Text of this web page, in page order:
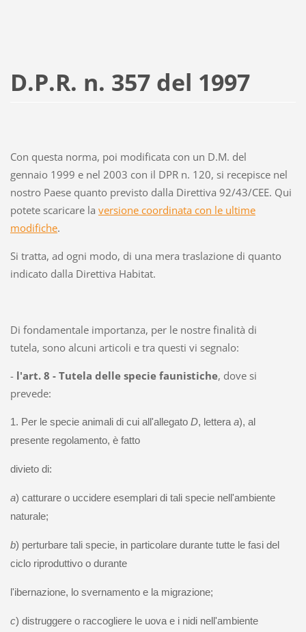
D.P.R. n. 357 del 1997
Con questa norma, poi modificata con un D.M. del
gennaio 1999 e nel 2003 con il DPR n. 120, si recepisce nel
nostro Paese quanto previsto dalla Direttiva 92/43/CEE. Qui
potete scaricare la versione coordinata con le ultime
modifiche.
Si tratta, ad ogni modo, di una mera traslazione di quanto
indicato dalla Direttiva Habitat.
Di fondamentale importanza, per le nostre finalità di
tutela, sono alcuni articoli e tra questi vi segnalo:
- l'art. 8 - Tutela delle specie faunistiche, dove si
prevede:
1. Per le specie animali di cui all'allegato D, lettera a), al
presente regolamento, è fatto
divieto di:
a) catturare o uccidere esemplari di tali specie nell'ambiente
naturale;
b) perturbare tali specie, in particolare durante tutte le fasi del
ciclo riproduttivo o durante
l'ibernazione, lo svernamento e la migrazione;
c) distruggere o raccogliere le uova e i nidi nell'ambiente